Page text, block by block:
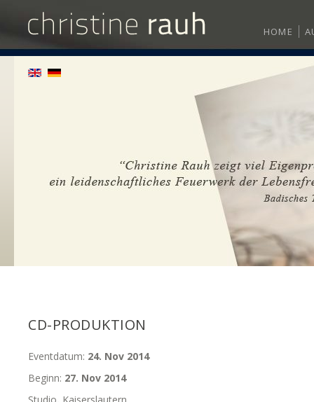
HOME
CD-PRODUKTION
Eventdatum: 24. Nov 2014
Beginn: 27. Nov 2014